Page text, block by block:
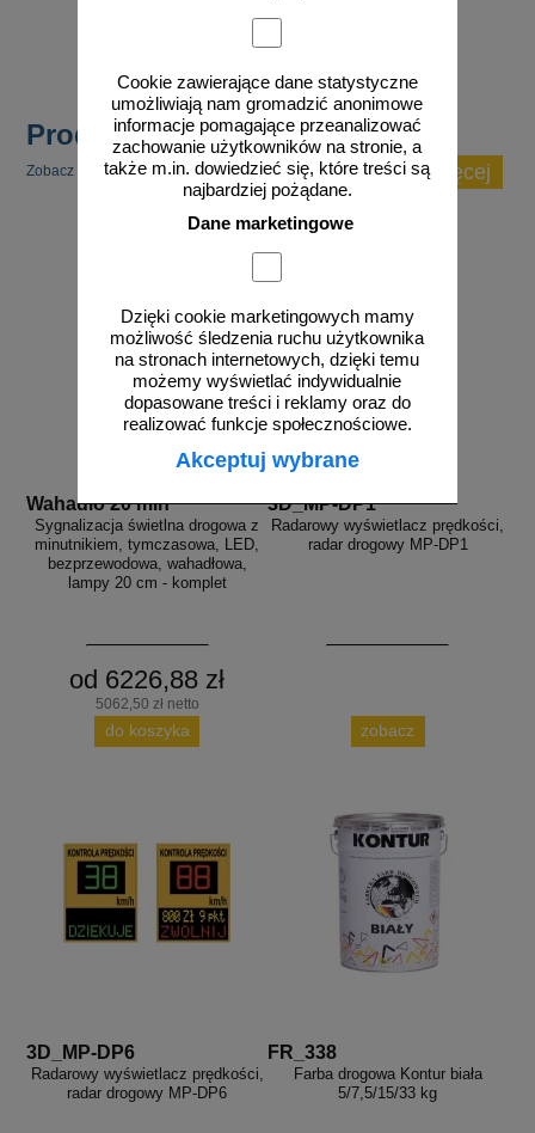
Cookie zawierające dane statystyczne
umożliwiają nam gromadzić anonimowe
informacje pomagające przeanalizować
zachowanie użytkowników na stronie, a
także m.in. dowiedzieć się, które treści są
najbardziej pożądane.
Dane marketingowe
Dzięki cookie marketingowych mamy
możliwość śledzenia ruchu użytkownika
na stronach internetowych, dzięki temu
możemy wyświetlać indywidualnie
dopasowane treści i reklamy oraz do
realizować funkcje społecznościowe.
Akceptuj wybrane
Produkty popularne
Zobacz inne popularne produkty w tej kategorii. zobacz więcej
Wahadlo 20 min
Sygnalizacja świetlna drogowa z
minutnikiem, tymczasowa, LED,
bezprzewodowa, wahadłowa,
lampy 20 cm - komplet
od 6226,88 zł
5062,50 zł netto
do koszyka
3D_MP-DP1
Radarowy wyświetlacz prędkości,
radar drogowy MP-DP1
zobacz
3D_MP-DP6
Radarowy wyświetlacz prędkości,
radar drogowy MP-DP6
FR_338
Farba drogowa Kontur biała
5/7,5/15/33 kg